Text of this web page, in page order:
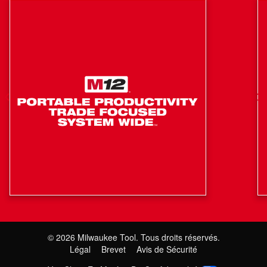
© 2026 Milwaukee Tool. Tous droits réservés.
Légal
Brevet
Avis de Sécurité